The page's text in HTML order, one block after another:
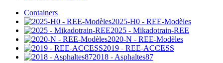
Containers
2025-H0 - REE-Modèles
2025 - Mikadotrain-REE
2020-N - REE-Modèles
2019 - REE-ACCESS
2018 - Asphaltes87